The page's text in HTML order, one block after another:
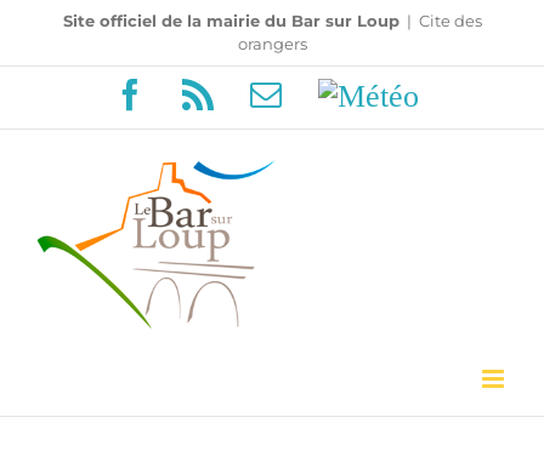
au
Site officiel de la mairie du Bar sur Loup | Cite des
orangers
Facebook
Rss EmailMétéo